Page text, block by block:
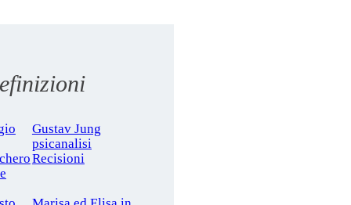
Gustav Jung
psicanalisi
Recisioni